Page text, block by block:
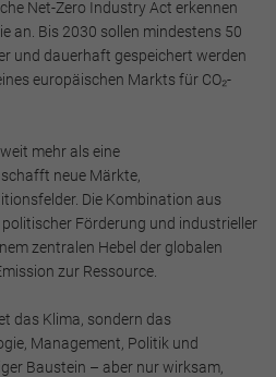
Net-Zero Industry Act erkennen
an. Bis 2030 sollen mindestens 50
und dauerhaft gespeichert werden
europäischen Markts für CO₂-
mehr als eine
neue Märkte,
Die Kombination aus
Förderung und industrieller
zentralen Hebel der globalen
zur Ressource.
das Klima, sondern das
Management, Politik und
Baustein – aber nur wirksam,